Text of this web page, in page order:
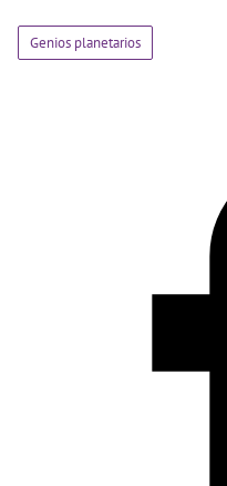
Genios planetarios